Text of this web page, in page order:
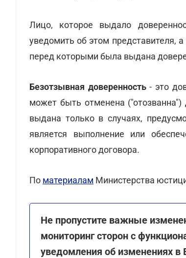
Лицо, которое выдало
уведомить об этом представителя,
перед которыми была выдана
Безотзывная доверенность- это
может быть отменена
выдана только в случаях,
является выполнение или
корпоративного договора.
По материалам Министерства
Не пропустите важные
мониторинг сторон с
уведомления об изменениях в